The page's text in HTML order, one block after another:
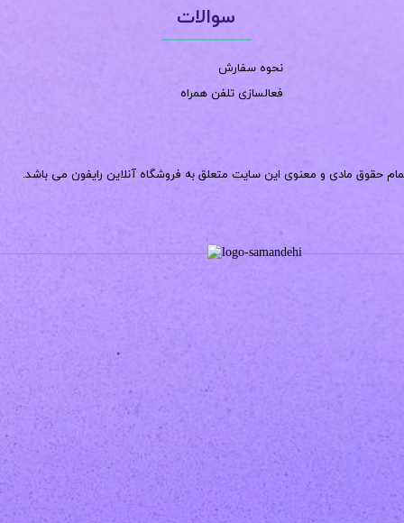
سوالات
نحوه سفارش
فعالسازی تلفن همراه
حقوق مادی و معنوی این سایت متعلق به فروشگاه آنلاین رایفون می باشد.